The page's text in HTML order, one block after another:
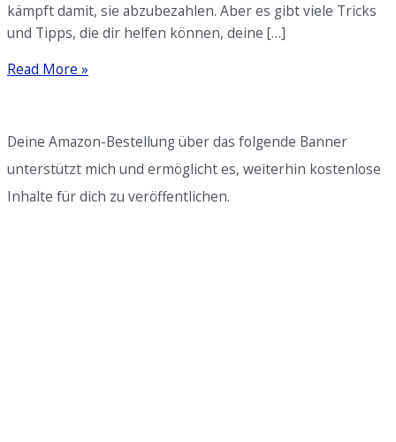
kämpft damit, sie abzubezahlen. Aber es gibt viele Tricks
und Tipps, die dir helfen können, deine […]
Schulden
Tricks
Strategien
Read More »
Deine Amazon-Bestellung über das folgende Banner
unterstützt mich und ermöglicht es, weiterhin kostenlose
Inhalte für dich zu veröffentlichen.